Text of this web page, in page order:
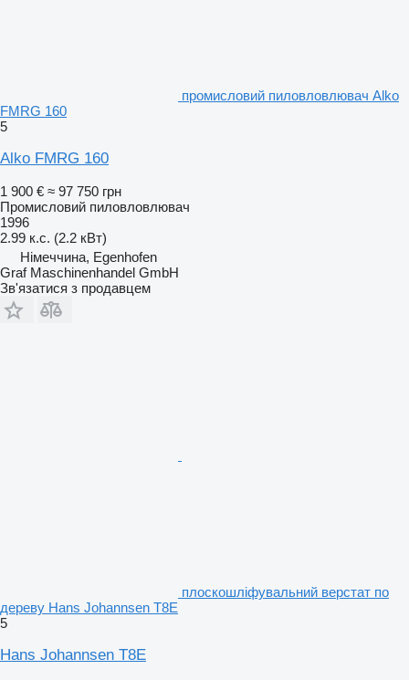
промисловий пиловловлювач Alko
FMRG 160
5
Alko FMRG 160
1 900 € ≈ 97 750 грн
Промисловий пиловловлювач
1996
2.99 к.с. (2.2 кВт)
Німеччина, Egenhofen
Graf Maschinenhandel GmbH
Зв'язатися з продавцем
плоскошліфувальний верстат по
дереву Hans Johannsen T8E
5
Hans Johannsen T8E